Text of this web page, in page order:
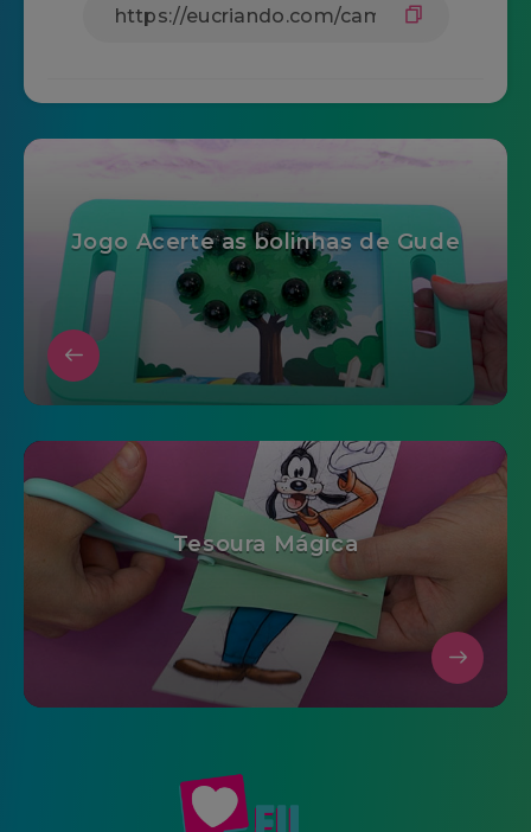
Jogo Acerte as bolinhas de Gude
Tesoura Mágica